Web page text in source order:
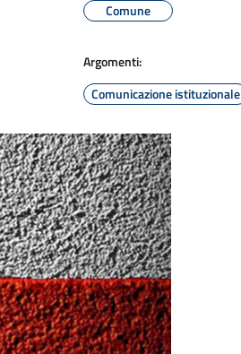
Comune
Argomenti:
Comunicazione istituzionale